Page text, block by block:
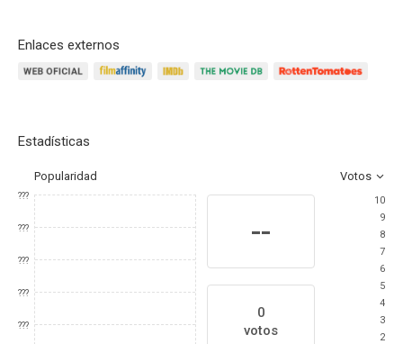
Enlaces externos
Estadísticas
Popularidad Votos
???
???
???
???
???
--
0
votos
10
9
8
7
6
5
4
3
2